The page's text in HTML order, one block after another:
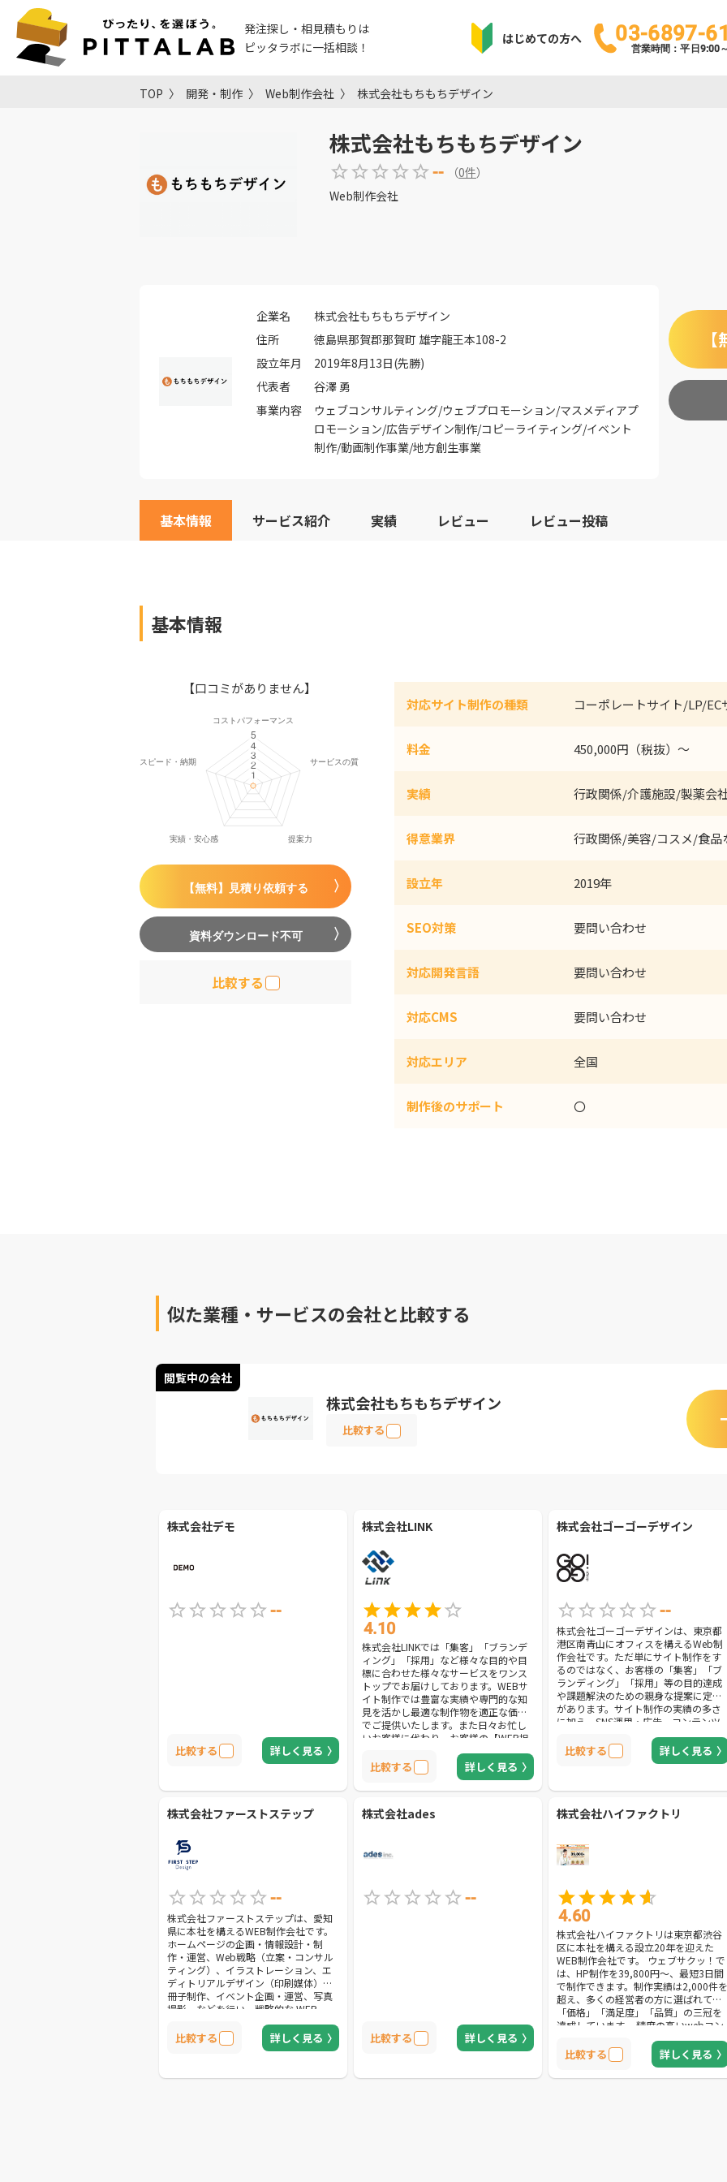
発注探し・相見積もりは
ピッタラボに一括相談！
はじめての方へ 03-6897-
営業時間：平日9:00
TOP 開発・制作 Web制作会社 株式会社もちもちデザイン
株式会社もちもちデザイン
-- （0件）
Web制作会社
企業名
株式会社もちもちデザイン
住所
徳島県那賀郡那賀町 雄字龍王本108-2
設立年月
2019年8月13日(先勝)
代表者
谷澤 勇
事業内容
ウェブコンサルティング/ウェブプロモーション/マスメディアプ
ロモーション/広告デザイン制作/コピーライティング/イベント
制作/動画制作事業/地方創生事業
基本情報 サービス紹介 実績 レビュー レビュー投稿
基本情報
【口コミがありません】
【無料】見積り依頼する
資料ダウンロード不可
比較する
対応サイト制作の種類 コーポレートサイト/LP/
料金 450,000円（税抜）～
実績 行政関係/介護施設/製薬会
得意業界 行政関係/美容/コスメ/食品
設立年 2019年
SEO対策 要問い合わせ
対応開発言語 要問い合わせ
対応CMS 要問い合わせ
対応エリア 全国
制作後のサポート 〇
似た業種・サービスの会社と比較する
閲覧中の会社
株式会社もちもちデザイン
比較する
株式会社デモ
--
比較する 詳しく見る
株式会社LINK
4.10
株式会社LINKでは「集客」「ブランデ
ィング」「採用」など様々な目的や目
標に合わせた様々なサービスをワンス
トップでお届けしております。WEBサ
イト制作では豊富な実績や専門的な知
見を活かし最適な制作物を適正な価格
でご提供いたします。また日々お忙し
いお客様に代わり、お客様の【WEB担
当】として手厚いサポートをご提供さ
せていただきます！
比較する 詳しく見る
株式会社ゴーゴーデザイン
--
株式会社ゴーゴーデザインは、東京都
港区南青山にオフィスを構えるWeb制
作会社です。ただ単にサイト制作をす
るのではなく、お客様の「集客」「ブ
ランディング」「採用」等の目的達成
や課題解決のための親身な提案に定評
があります。サイト制作の実績の多さ
に加え、SNS運用・広告、コンテンツ
マーケティング、ロゴデザイン、紙媒
体のデザイン、動画制作等幅広いトー
タル提案をしてくれるのも大きな魅力
比較する 詳しく見る
株式会社ファーストステップ
--
株式会社ファーストステップは、愛知
県に本社を構えるWEB制作会社です。
ホームページの企画・情報設計・制
作・運営、Web戦略（立案・コンサル
ティング）、イラストレーション、エ
ディトリアルデザイン（印刷媒体）、
冊子制作、イベント企画・運営、写真
撮影、などを行い、戦略的な WEB
&amp; グラフィックデザインから、メ
ンテナンス・更新のお手伝いまでトー
タルにサポートします。 お客様が求め
比較する 詳しく見る
株式会社ades
--
比較する 詳しく見る
株式会社ハイファクトリ
4.60
株式会社ハイファクトリは東京都渋谷
区に本社を構える設立20年を迎えた
WEB制作会社です。 ウェブサクッ！で
は、HP制作を39,800円～、最短3日間
で制作できます。制作実績は2,000件を
超え、多くの経営者の方に選ばれて
「価格」「満足度」「品質」の三冠を
達成しています。 精度の高いwebコン
サルタントのヒアリングを通しターゲ
ット選定からデザイン・HPの内容まで
を一緒に考えていくサポート体勢も魅
力の1つです。目的に合わせて1人1人
比較する 詳しく見る